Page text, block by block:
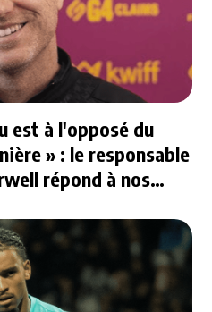
est à l'opposé du
» : le responsable
répond à nos